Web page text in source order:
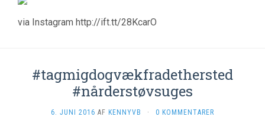
via Instagram http://ift.tt/28KcarO
#tagmigdogvækfradethersted
#nårderstøvsuges
6. JUNI 2016 AF KENNYVB · 0 KOMMENTARER